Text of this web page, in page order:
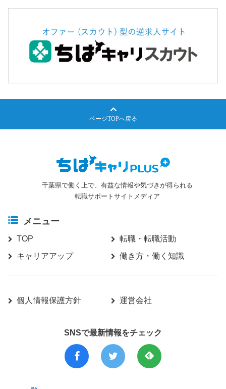
千葉県で働く上で、有益な情報や気づきが得られる
転職サポートサイトメディア
メニュー
TOP
転職・転職活動
キャリアアップ
働き方・働く知識
個人情報保護方針 運営会社
SNSで最新情報をチェック